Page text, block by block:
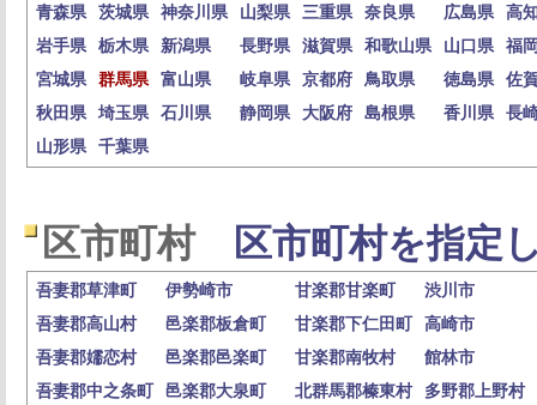
青森県
茨城県 神奈川県 山梨県 三重県 奈良県 広島県
高
岩手県
栃木県 新潟県 長野県 滋賀県 和歌山県 山口県
福
宮城県
群馬県 富山県 岐阜県 京都府 鳥取県 徳島県
佐
秋田県
埼玉県 石川県 静岡県 大阪府 島根県 香川県
長
山形県
千葉県
区市町村 区市町村を指定
吾妻郡草津町 伊勢崎市 甘楽郡甘楽町
渋川市
吾妻郡高山村
邑楽郡板倉町 甘楽郡下仁田町
高崎市
吾妻郡嬬恋村
邑楽郡邑楽町 甘楽郡南牧村
館林市
吾妻郡中之条町
邑楽郡大泉町 北群馬郡榛東村
多野郡上野村